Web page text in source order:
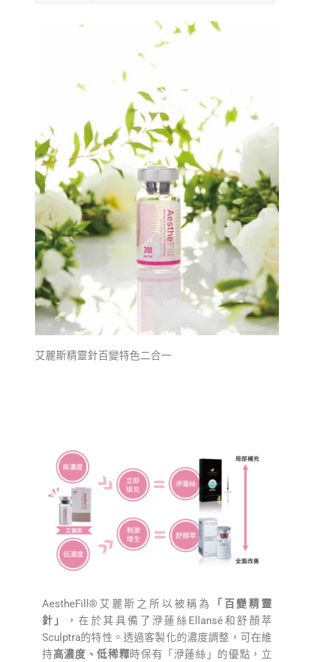
艾麗斯精靈針百變特色二合一
AestheFill®艾麗斯之所以被稱為
「百變精靈
針」
，在於其具備了洢蓮絲Ellansé和舒顏萃
Sculptra的特性。透過客製化的濃度調整，可在維
持高濃度、低稀釋時保有「洢蓮絲」的優點，立